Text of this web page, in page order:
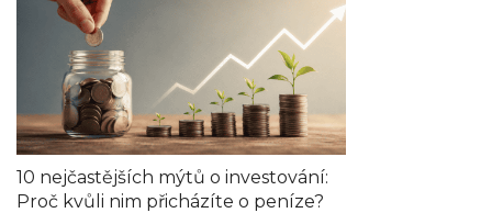
10 nejčastějších mýtů o investování:
Proč kvůli nim přicházíte o peníze?